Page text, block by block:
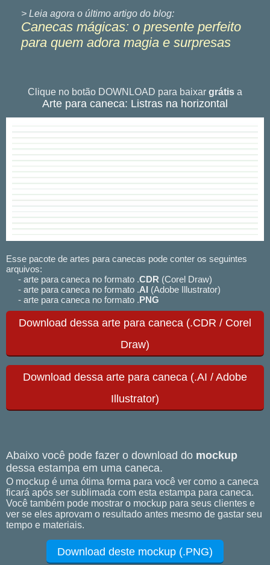
> Leia agora o último artigo do blog:
Canecas mágicas: o presente perfeito
para quem adora magia e surpresas
Clique no botão DOWNLOAD para baixar grátis a
Arte para caneca: Listras na horizontal
Esse pacote de artes para canecas pode conter os seguintes
arquivos:
- arte para caneca no formato .CDR (Corel Draw)
- arte para caneca no formato .AI (Adobe Illustrator)
- arte para caneca no formato .PNG
Download dessa arte para caneca (.CDR / Corel
Draw)
Download dessa arte para caneca (.AI / Adobe
Illustrator)
Abaixo você pode fazer o download do mockup
dessa estampa em uma caneca.
O mockup é uma ótima forma para você ver como a caneca
ficará após ser sublimada com esta estampa para caneca.
Você também pode mostrar o mockup para seus clientes e
ver se eles aprovam o resultado antes mesmo de gastar seu
tempo e materiais.
Download deste mockup (.PNG)